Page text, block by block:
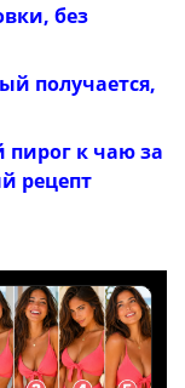
без
получается,
к чаю за
рецепт